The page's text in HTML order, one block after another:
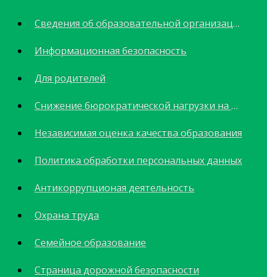
Сведения об образовательной организации
Информационная безопасность
Для родителей
Снижение бюрократической нагрузки на педагогов
Независимая оценка качества образования
Политика обработки персональных данных
Антикоррупционая деятельность
Охрана труда
Семейное образование
Страница дорожной безопасности